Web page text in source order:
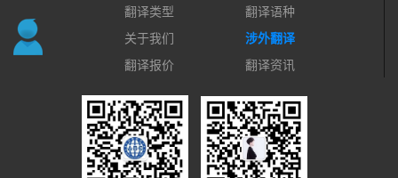
翻译类型
翻译语种
关于我们
涉外翻译
翻译报价
翻译资讯